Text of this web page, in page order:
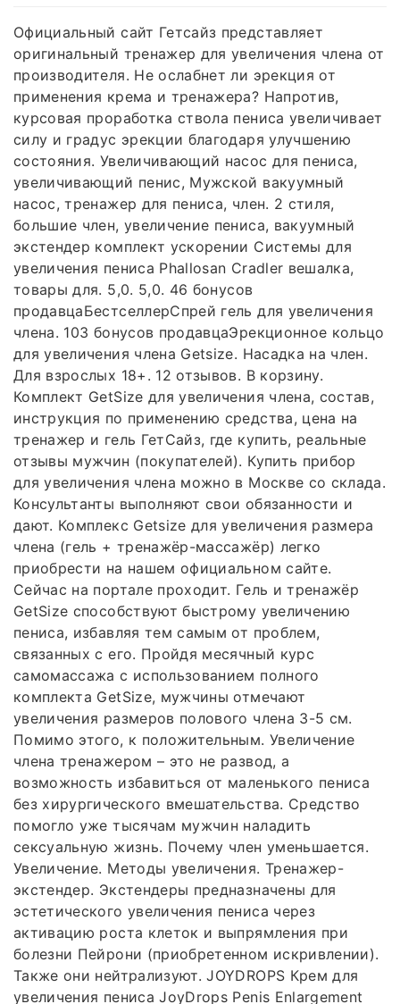
Официальный сайт Гетсайз представляет
оригинальный тренажер для увеличения члена от
производителя. Не ослабнет ли эрекция от
применения крема и тренажера? Напротив,
курсовая проработка ствола пениса увеличивает
силу и градус эрекции благодаря улучшению
состояния. Увеличивающий насос для пениса,
увеличивающий пенис, Мужской вакуумный
насос, тренажер для пениса, член. 2 стиля,
большие член, увеличение пениса, вакуумный
экстендер комплект ускорении Системы для
увеличения пениса Phallosan Cradler вешалка,
товары для. 5,0. 5,0. 46 бонусов
продавцаБестселлерСпрей гель для увеличения
члена. 103 бонусов продавцаЭрекционное кольцо
для увеличения члена Getsize. Насадка на член.
Для взрослых 18+. 12 отзывов. В корзину.
Комплект GetSize для увеличения члена, состав,
инструкция по применению средства, цена на
тренажер и гель ГетСайз, где купить, реальные
отзывы мужчин (покупателей). Купить прибор
для увеличения члена можно в Москве со склада.
Консультанты выполняют свои обязанности и
дают. Комплекс Getsize для увеличения размера
члена (гель + тренажёр-массажёр) легко
приобрести на нашем официальном сайте.
Сейчас на портале проходит. Гель и тренажёр
GetSize способствуют быстрому увеличению
пениса, избавляя тем самым от проблем,
связанных с его. Пройдя месячный курс
самомассажа с использованием полного
комплекта GetSize, мужчины отмечают
увеличения размеров полового члена 3-5 см.
Помимо этого, к положительным. Увеличение
члена тренажером – это не развод, а
возможность избавиться от маленького пениса
без хирургического вмешательства. Средство
помогло уже тысячам мужчин наладить
сексуальную жизнь. Почему член уменьшается.
Увеличение. Методы увеличения. Тренажер-
экстендер. Экстендеры предназначены для
эстетического увеличения пениса через
активацию роста клеток и выпрямления при
болезни Пейрони (приобретенном искривлении).
Также они нейтрализуют. JOYDROPS Крем для
увеличения пениса JoyDrops Penis Enlargement